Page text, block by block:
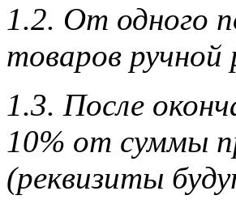
1.2. От одного
товаров
1.3. После
10% от суммы
(реквизиты